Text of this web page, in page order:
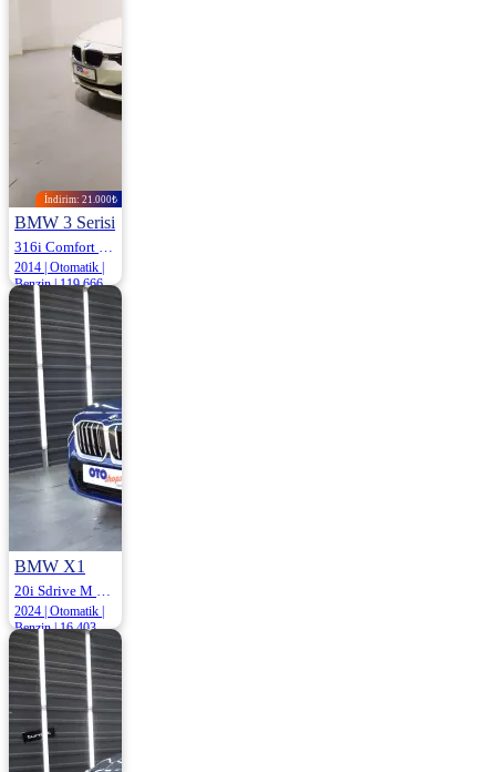
19.750.000
20.750.000 ₺
İndirim: 21.000₺
BMW 3 Serisi
2014 | Otomatik |
Benzin | 119.666
Km
1.399.000
1.420.000 ₺
BMW X1
2024 | Otomatik |
Benzin | 16.403
Km
3.325.000